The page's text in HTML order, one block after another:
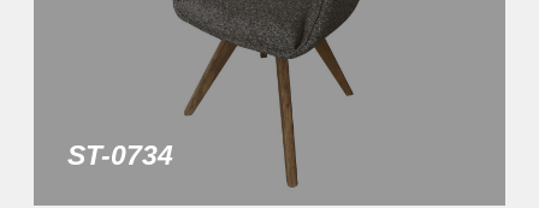
ST-0734